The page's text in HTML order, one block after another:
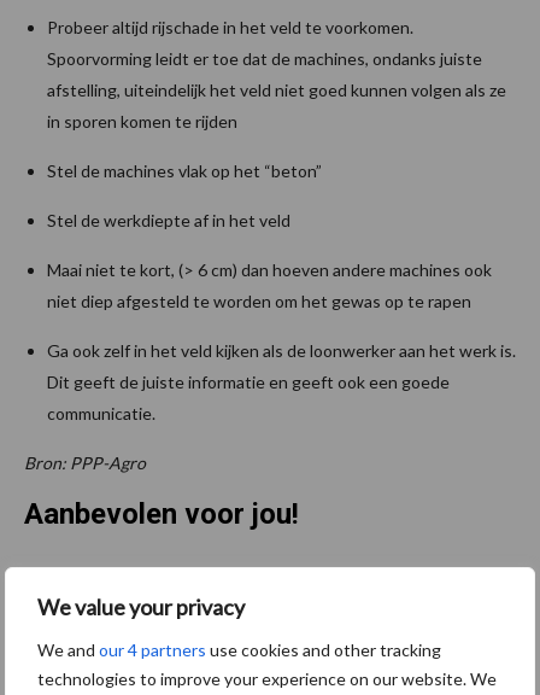
We value your privacy
We and our 4 partners use cookies and other tracking
technologies to improve your experience on our website. We
Probeer altijd rijschade in het veld te voorkomen.
Spoorvorming leidt er toe dat de machines, ondanks juiste
afstelling, uiteindelijk het veld niet goed kunnen volgen als ze
in sporen komen te rijden
Stel de machines vlak op het “beton”
Stel de werkdiepte af in het veld
Maai niet te kort, (> 6 cm) dan hoeven andere machines ook
niet diep afgesteld te worden om het gewas op te rapen
Ga ook zelf in het veld kijken als de loonwerker aan het werk is.
Dit geeft de juiste informatie en geeft ook een goede
communicatie.
Bron: PPP-Agro
Aanbevolen voor jou!
hygieneoplossingen is in
Polen groter dan ooit”